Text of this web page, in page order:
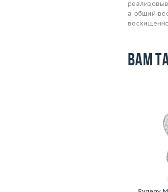
а общий
Вам
Размер